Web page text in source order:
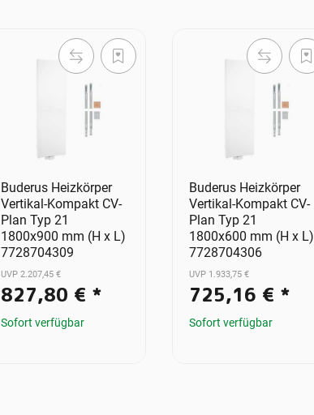
Buderus Heizkörper
Vertikal-Kompakt CV-
Plan Typ 21
1800x900 mm (H x L)
7728704309
UVP 2.207,45 €
827,80 € *
Sofort verfügbar
Buderus Heizkörper
Vertikal-Kompakt CV-
Plan Typ 21
1800x600 mm (H x L)
7728704306
UVP 1.933,75 €
725,16 € *
Sofort verfügbar